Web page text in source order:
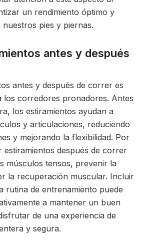
un rendimiento óptimo y
pies y piernas.
antes y después
antes y después de correr es
los corredores pronadores. Antes
los estiramientos ayudan a
y articulaciones, reduciendo
y mejorando la flexibilidad. Por
estiramientos después de correr
músculos tensos, prevenir la
la recuperación muscular. Incluir
rutina de entrenamiento puede
a mantener un buen
de una experiencia de
y segura.